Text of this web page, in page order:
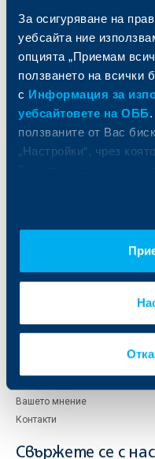
За осигуряване на
уебсайта ние
опцията „Приемам
ползването на всички
с Информация за
уебсайтовете на ОББ
ползваните от Вас
„Настройки“, чрез
Кредити
Спестявания и инвестиции
Частно банкиране
Застраховки
Актуализация на клиентски
Европейско финансиране
Вашето мнение
Контакти
Свържете се с нас